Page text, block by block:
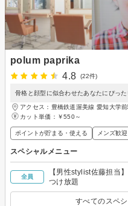
polum paprika
4.8
(22件)
骨格と顔型に似合わせたあなたにぴっ
アクセス：豊橋鉄道渥美線 愛知大学
カット単価： ￥550～
ポイントが貯まる・使える メンズ歓迎
スペシャルメニュー
全員
【男性stylist佐藤担当
つけ放題
すべてのスペ